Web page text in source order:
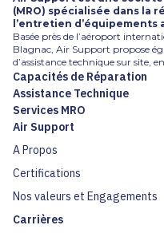
(MRO) spécialisée dans la
l’entretien d’équipements
Basée près de l’aéroport
Blagnac, Air Support propose
d’assistance technique sur site,
Capacités de Réparation
Assistance Technique
Services MRO
Air Support
A Propos
Certifications
Nos valeurs et Engagements
Carrières